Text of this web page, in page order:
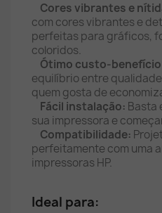
Cores vibrantes e
com cores vibrantes e
perfeitas para gráficos,
coloridos.
Ótimo custo-
equilíbrio entre
quem gosta de
Fácil instalação: Basta
sua impressora e
Compatibilidade:
perfeitamente com uma
impressoras HP.
Ideal para: